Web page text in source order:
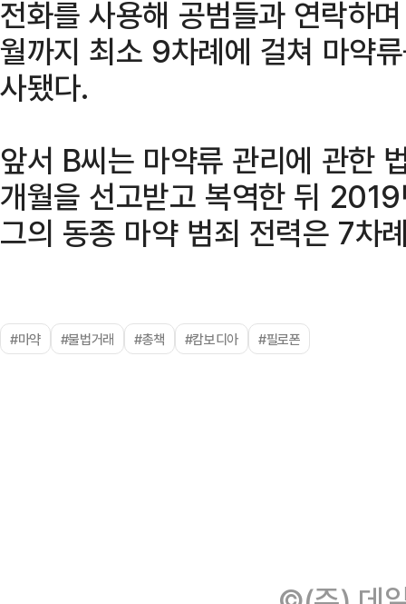
전화를 사용해 공범들과 연락
월까지 최소 9차례에 걸쳐 마약
사됐다.
앞서 B씨는 마약류 관리에 관한
개월을 선고받고 복역한 뒤
그의 동종 마약 범죄 전력은 7차
#마약 #불법거래 #총책 #캄보디아 #필로폰